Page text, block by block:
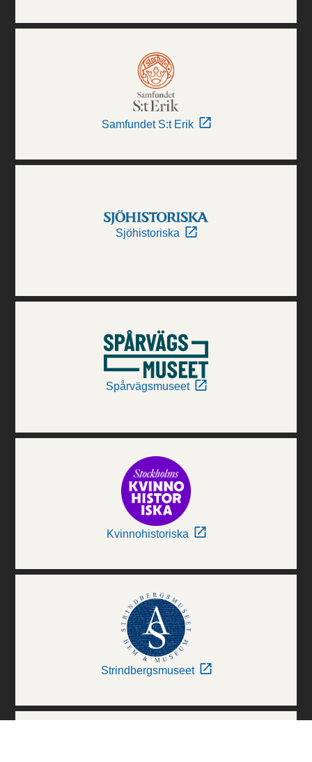
Samfundet S:t Erik
Sjöhistoriska
Spårvägsmuseet
Kvinnohistoriska
Strindbergsmuseet